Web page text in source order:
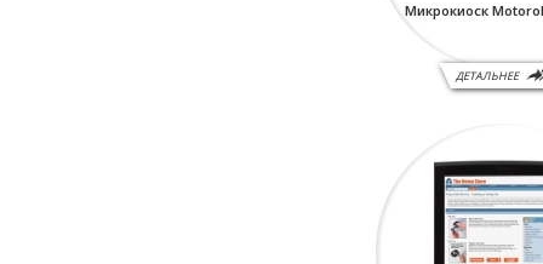
Микрокиоск
ДЕТАЛЬНЕЕ